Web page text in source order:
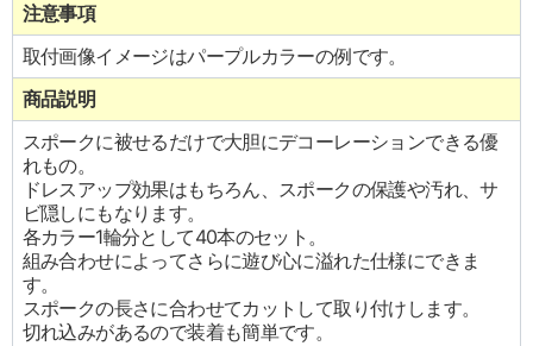
注意事項
取付画像イメージはパープルカラーの例です。
商品説明
スポークに被せるだけで大胆にデコーレーションできる優
れもの。
ドレスアップ効果はもちろん、スポークの保護や汚れ、サ
ビ隠しにもなります。
各カラー1輪分として40本のセット。
組み合わせによってさらに遊び心に溢れた仕様にできま
す。
スポークの長さに合わせてカットして取り付けします。
切れ込みがあるので装着も簡単です。